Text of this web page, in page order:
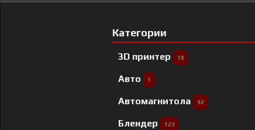
Категории
3D принтер 18
Авто 1
Автомагнитола 92
Блендер 123